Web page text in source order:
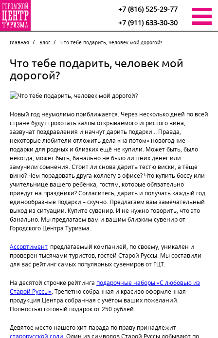
+7 (816) 525-29-77
+7 (911) 633-30-30
Главная Блог Что тебе подарить, человек мой дорогой?
Что тебе подарить, человек мой
дорогой?
Новый год неумолимо приближается. Через несколько дней по всей
стране будут грохотать залпы открываемого игристого вина,
зазвучат поздравления и начнут дарить подарки… Правда,
некоторые любители отложить дела «на потом» новогодние
подарки для родных и близких ещё не купили. Может быть, было
некогда, может быть, банально не было лишних денег или
замучили сомнения. Стоит ли снова дарить тестю виски, а тёще
вино? Чем порадовать друга-коллегу в офисе? Что купить боссу или
учительнице вашего ребёнка, гостям, которые обязательно
приедут на праздники? Согласитесь, дарить и получать каждый год
единообразные подарки – скучно. Предлагаем вам замечательный
выход из ситуации. Купите сувенир. И не нужно говорить, что это
банально. Мы предлагаем вам и вашим близким сувенир от
Городского Центра Туризма.
Ассортимент, предлагаемый компанией, по своему, уникален и
проверен тысячами туристов, гостей Старой Руссы. Мы составили
для вас рейтинг самых популярных сувениров от ГЦТ.
На десятой строчке рейтинга подарочные наборы «С любовью из
Старой Руссы» . Трепетно собранная и красиво оформленная
продукция Центра собранная с учётом ваших пожеланий.
Полностью готовый подарок от 250 рублей.
Девятое место нашего хит-парада по праву принадлежит
старорусской соли . Один из символов Старой Руссы добывают по